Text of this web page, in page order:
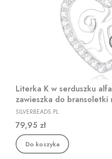
Literka K w serduszku
zawieszka do bransoletki
PRODUCENT
SILVERBEADS.PL
Cena
79,95 zł
Do koszyka